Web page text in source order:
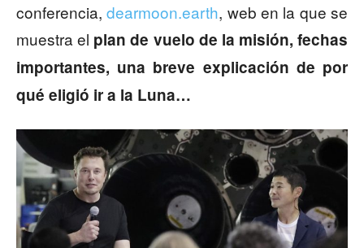
conferencia,dearmoon.earth, web en la que se
muestra el plan de vuelo de la misión, fechas
importantes, una breve explicación de por
qué eligió ir a la Luna…